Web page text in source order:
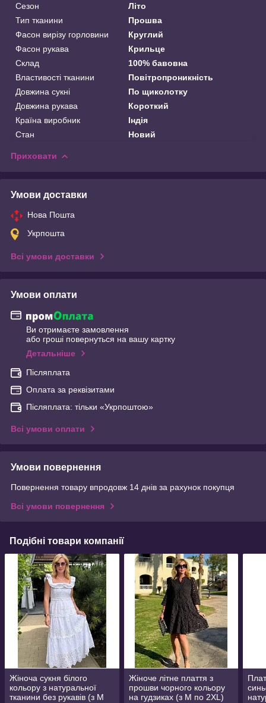
Сезон
Літо
Тип тканини
Прошва
Фасон вирізу горловини
Круглий
Фасон рукава
Крильце
Склад
100% бавовна
Властивості тканини
Повітропроникність
Довжина сукні
По щиколотку
Довжина рукава
Короткий
Країна виробник
Індія
Стан
Новий
Приховати
Умови доставки
Нова Пошта
Укрпошта
Всі умови доставки
Умови оплати
Ви отримаєте замовлення
або гроші повернуться на вашу картку
Детальніше
Післяплата
Оплата за реквізитами
Післяплата: тільки «Укрпоштою»
Всі умови оплати
Умови повернення
Повернення товару впродовж 14 днів за рахунок покупця
Всі умови повернення
Подібні товари компанії
Жіноча сукня білого
кольору з натуральної
тканини без рукавів (з M
Жіноче літне плаття з
прошви чорного кольору
на гудзиках (з M по 2XL)